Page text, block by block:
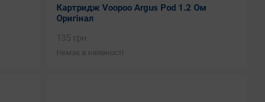
Картридж Voopoo Argus Pod 1.2 Ом
Оригінал
135 грн
Немає в наявності